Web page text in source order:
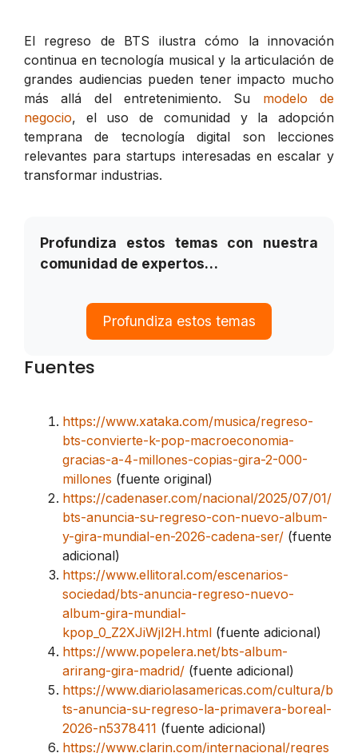
El regreso de BTS ilustra cómo la innovación
continua en tecnología musical y la articulación de
grandes audiencias pueden tener impacto mucho
más allá del entretenimiento. Su modelo de
negocio, el uso de comunidad y la adopción
temprana de tecnología digital son lecciones
relevantes para startups interesadas en escalar y
transformar industrias.
Profundiza estos temas con nuestra
comunidad de expertos…
Profundiza estos temas
Fuentes
https://www.xataka.com/musica/regreso-
bts-convierte-k-pop-macroeconomia-
gracias-a-4-millones-copias-gira-2-000-
millones (fuente original)
https://cadenaser.com/nacional/2025/07/01/
bts-anuncia-su-regreso-con-nuevo-album-
y-gira-mundial-en-2026-cadena-ser/ (fuente
adicional)
https://www.ellitoral.com/escenarios-
sociedad/bts-anuncia-regreso-nuevo-
album-gira-mundial-
kpop_0_Z2XJiWjI2H.html (fuente adicional)
https://www.popelera.net/bts-album-
arirang-gira-madrid/ (fuente adicional)
https://www.diariolasamericas.com/cultura/b
ts-anuncia-su-regreso-la-primavera-boreal-
2026-n5378411 (fuente adicional)
https://www.clarin.com/internacional/regres